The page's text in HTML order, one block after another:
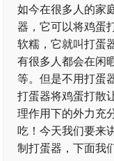
如今在很多人的家
器，它可以将鸡蛋
软糯，它就叫打蛋
有很多人都会在闲
等。但是不用打蛋
打蛋器将鸡蛋打散
理作用下的外力充
吃！今天我们要来
制打蛋器，下面我